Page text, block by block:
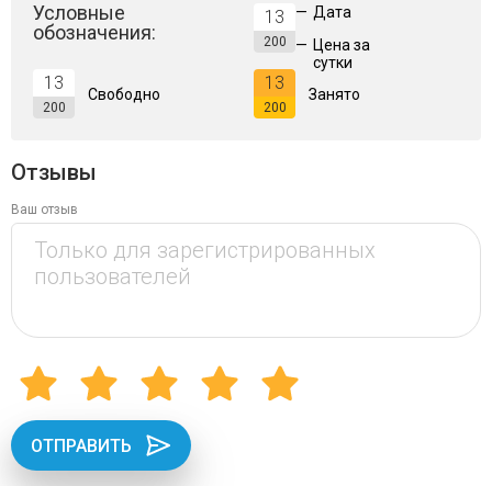
Условные
обозначения:
13
200
— Дата
— Цена за
сутки
13
200
Свободно
13
200
Занято
Отзывы
Ваш отзыв
ОТПРАВИТЬ